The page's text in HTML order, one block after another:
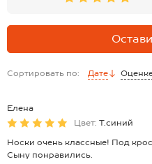
Сортировать по: Дате
Елена
Цвет: Т.синий
Носки очень классные! Под
Сыну понравились.